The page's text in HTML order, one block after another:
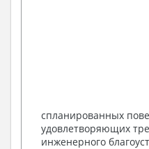
спланированных
удовлетворяющих
инженерного